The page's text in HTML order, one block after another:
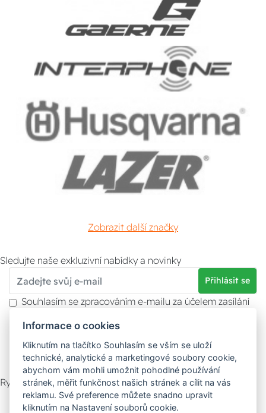
Zobrazit další značky
Sledujte naše exkluzivní nabídky a novinky
Přihlásit se
Souhlasím se zpracováním e-mailu za účelem zasílání
Více informací naleznete v
údajů . Souhlas můžete kdykoliv odvolat.
Rychlý kontakt
Zákaznický servis Vyzvednutí zboží
Informace o cookies
Kliknutím na tlačítko Souhlasím se vším se uloží
technické, analytické a marketingové soubory cookie,
abychom vám mohli umožnit pohodlné používání
stránek, měřit funkčnost našich stránek a cílit na vás
reklamu. Své preference můžete snadno upravit
kliknutím na Nastavení souborů cookie.